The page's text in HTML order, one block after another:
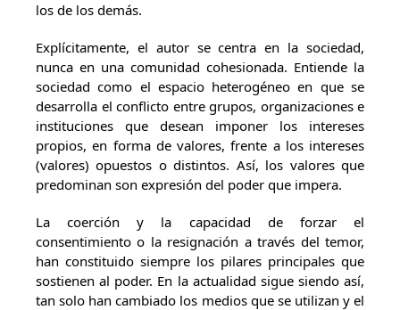
los de los demás.
Explícitamente, el autor se centra en la sociedad,
nunca en una comunidad cohesionada. Entiende la
sociedad como el espacio heterogéneo en que se
desarrolla el conflicto entre grupos, organizaciones e
instituciones que desean imponer los intereses
propios, en forma de valores, frente a los intereses
(valores) opuestos o distintos. Así, los valores que
predominan son expresión del poder que impera.
La coerción y la capacidad de forzar el
consentimiento o la resignación a través del temor,
han constituido siempre los pilares principales que
sostienen al poder. En la actualidad sigue siendo así,
tan solo han cambiado los medios que se utilizan y el